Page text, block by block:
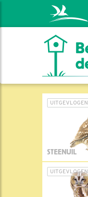
UITGEVLOGEN
STEENUIL
UITGEVLOGEN